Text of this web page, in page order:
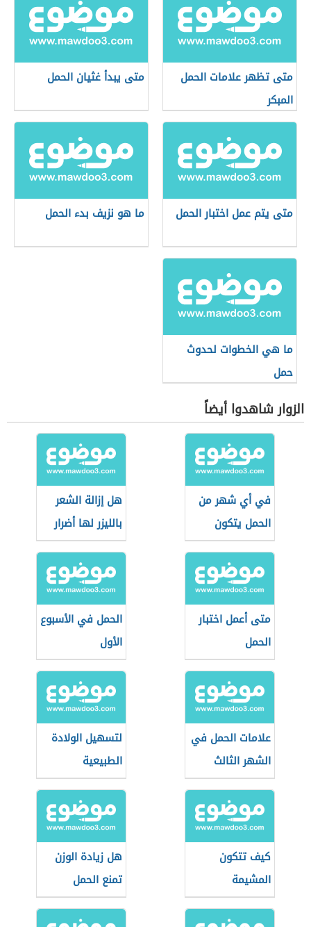
متى تظهر علامات الحمل
المبكر
متى يبدأ غثيان الحمل
متى يتم عمل اختبار الحمل ما هو نزيف بدء الحمل
ما هي الخطوات لحدوث
حمل
الزوار شاهدوا أيضاً
في أي شهر من
الحمل يتكون
الحليب
هل إزالة الشعر
بالليزر لها أضرار
على الحامل
متى أعمل اختبار
الحمل
الحمل في الأسبوع
الأول
علامات الحمل في
الشهر الثالث
لتسهيل الولادة
الطبيعية
كيف تتكون
المشيمة
هل زيادة الوزن
تمنع الحمل